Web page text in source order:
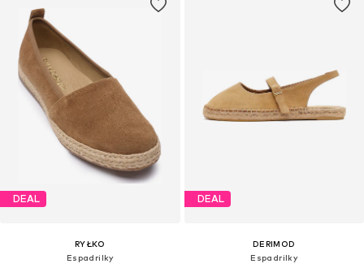
DEAL
RYŁKO
Espadrilky
DEAL
DERIMOD
Espadrilky